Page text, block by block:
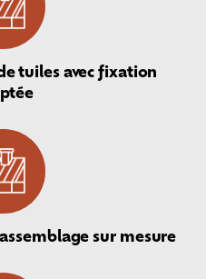
tuiles avec fixation
sur mesure